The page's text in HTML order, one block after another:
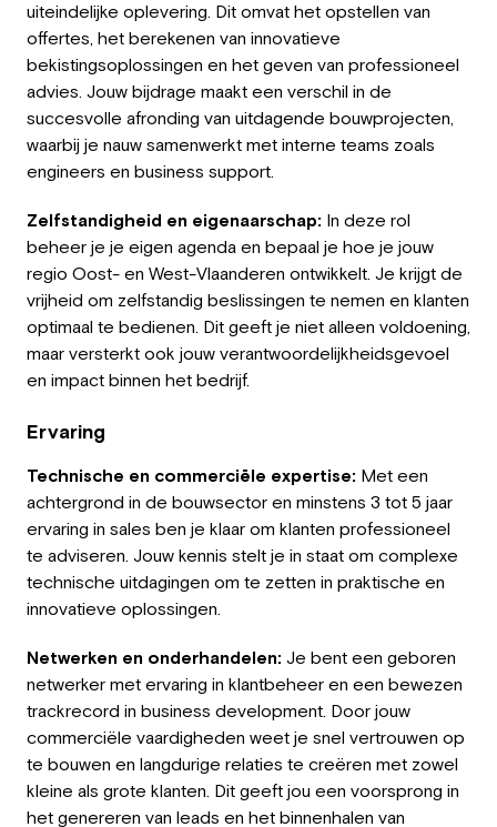
uiteindelijke oplevering. Dit omvat het opstellen van
offertes, het berekenen van innovatieve
bekistingsoplossingen en het geven van professioneel
advies. Jouw bijdrage maakt een verschil in de
succesvolle afronding van uitdagende bouwprojecten,
waarbij je nauw samenwerkt met interne teams zoals
engineers en business support.
Zelfstandigheid en eigenaarschap: In deze rol
beheer je je eigen agenda en bepaal je hoe je jouw
regio Oost- en West-Vlaanderen ontwikkelt. Je krijgt de
vrijheid om zelfstandig beslissingen te nemen en klanten
optimaal te bedienen. Dit geeft je niet alleen voldoening,
maar versterkt ook jouw verantwoordelijkheidsgevoel
en impact binnen het bedrijf.
Ervaring
Technische en commerciële expertise: Met een
achtergrond in de bouwsector en minstens 3 tot 5 jaar
ervaring in sales ben je klaar om klanten professioneel
te adviseren. Jouw kennis stelt je in staat om complexe
technische uitdagingen om te zetten in praktische en
innovatieve oplossingen.
Netwerken en onderhandelen: Je bent een geboren
netwerker met ervaring in klantbeheer en een bewezen
trackrecord in business development. Door jouw
commerciële vaardigheden weet je snel vertrouwen op
te bouwen en langdurige relaties te creëren met zowel
kleine als grote klanten. Dit geeft jou een voorsprong in
het genereren van leads en het binnenhalen van